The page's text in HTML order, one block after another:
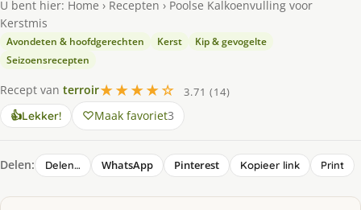
U bent hier: Home › Recepten › Poolse Kalkoenvulling voor
Kerstmis
Avondeten & hoofdgerechten Kerst
Kip & gevogelte
Seizoensrecepten
Recept van terroir★★★★☆
3.71 (14)
👍Lekker! Maak favoriet3
Delen: Delen… WhatsApp Pinterest Kopieer link Print